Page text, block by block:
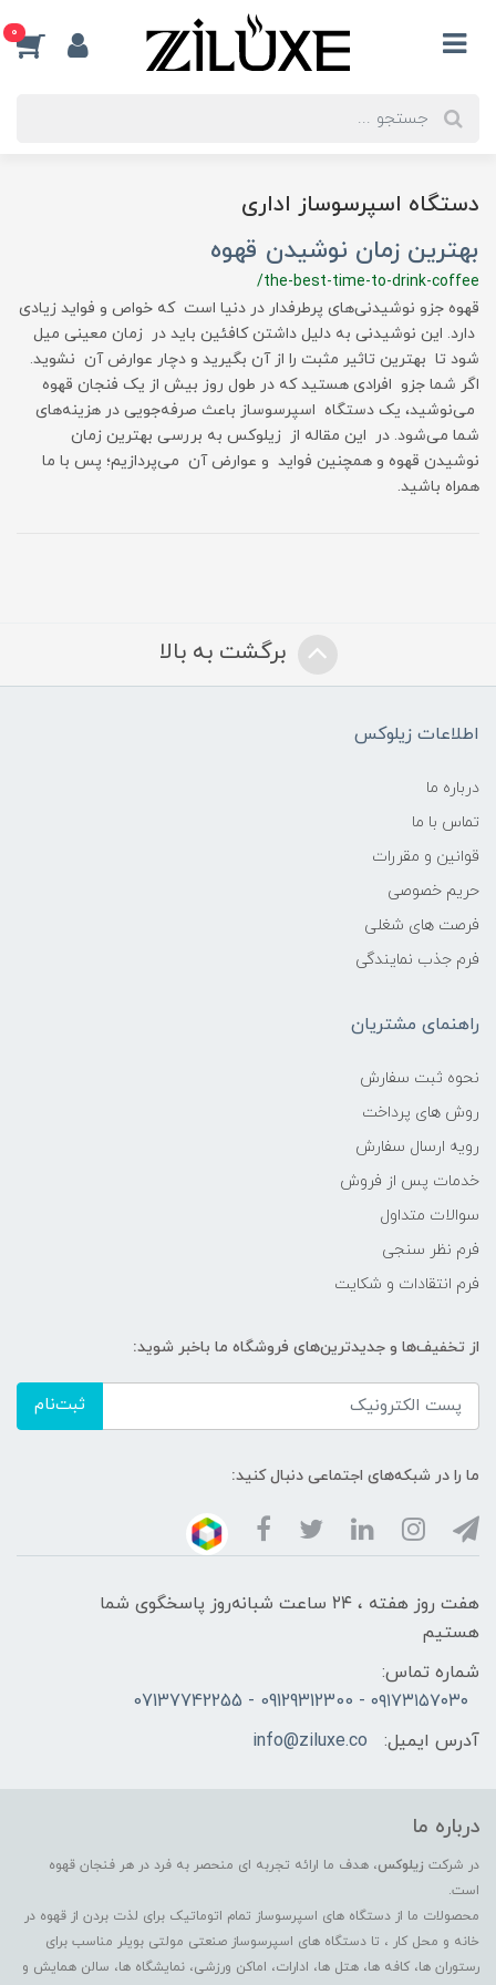
0
دستگاه اسپرسوساز اداری
بهترین زمان نوشیدن قهوه
/the-best-time-to-drink-coffee
قهوه جزو نوشیدنی‌های پرطرفدار در دنیا است که خواص و فواید زیادی
دارد. این نوشیدنی به دلیل داشتن کافئین باید در زمان معینی میل
شود تا بهترین تاثیر مثبت را از آن بگیرید و دچار عوارض آن نشوید.
اگر شما جزو افرادی هستید که در طول روز بیش از یک فنجان قهوه
می‌نوشید، یک دستگاه اسپرسوساز باعث صرفه‌جویی در هزینه‌های
شما می‌شود. در این مقاله از زیلوکس به بررسی بهترین زمان
نوشیدن قهوه و همچنین فواید و عوارض آن می‌پردازیم؛ پس با ما
همراه باشید.
برگشت به بالا
اطلاعات زیلوکس
درباره ما
تماس با ما
قوانین و مقررات
حریم خصوصی
فرصت های شغلی
فرم جذب نمایندگی
راهنمای مشتریان
نحوه ثبت سفارش
روش های پرداخت
رویه ارسال سفارش
خدمات پس از فروش
سوالات متداول
فرم نظر سنجی
فرم انتقادات و شکایت
از تخفیف‌ها و جدیدترین‌های فروشگاه ما باخبر شوید:
ثبت‌نام
ما را در شبکه‌های اجتماعی دنبال کنید:
هفت روز هفته ، ۲۴ ساعت شبانه‌روز پاسخگوی شما
هستیم
شماره تماس:
۰۹۱۷۳۱۵۷۰۳۰ - 09129312300 - 07137742255
آدرس ایمیل:
info@ziluxe.co
درباره ما
در شرکت زیلوکس، هدف ما ارائه تجربه ای منحصر به فرد در هر فنجان قهوه
است.
محصولات ما از دستگاه های اسپرسوساز تمام اتوماتیک برای لذت بردن از قهوه در
خانه و محل کار ، تا دستگاه های اسپرسوساز صنعتی مولتی بویلر مناسب برای
رستوران ها، کافه ها، هتل ها، ادارات، اماکن ورزشی، نمایشگاه ها، سالن همایش و